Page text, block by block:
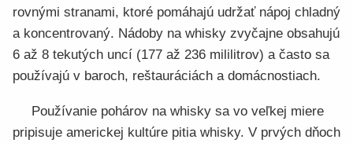
rovnými stranami, ktoré pomáhajú udržať nápoj chladný
a koncentrovaný. Nádoby na whisky zvyčajne obsahujú
6 až 8 tekutých uncí (177 až 236 mililitrov) a často sa
používajú v baroch, reštauráciách a domácnostiach.
Používanie pohárov na whisky sa vo veľkej miere
pripisuje americkej kultúre pitia whisky. V prvých dňoch